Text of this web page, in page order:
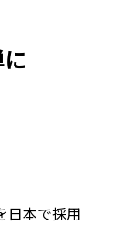
日本で採用